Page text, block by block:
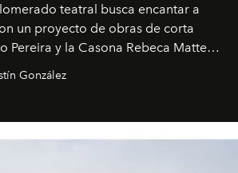
teatral busca encantar a
un proyecto de obras de corta
Pereira y la Casona Rebeca Matte
en escena son limpias; ponen el
González